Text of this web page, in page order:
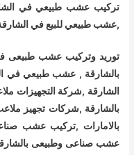
تركيب عشب طبيعي في
,عشب طبيعي للبيع في
توريد وتركيب عشب طبيعى
بالشارقة , عشب طبيعي في
الشارقة ,شركة التجهيزات
بالشارقة ,شركات تجهيز
بالامارات ,تركيب عشب
عشب صناعى وطبيعى